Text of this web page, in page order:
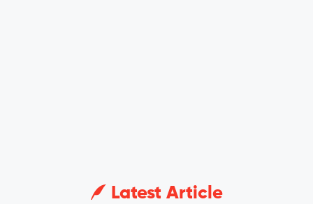
Latest Article